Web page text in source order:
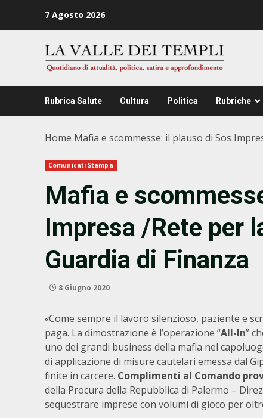
7 Agosto 2026
Rubrica Salute Cultura Politica Rubriche
Home Mafia e scommesse: il plauso di Sos
Comunicati Stampa
Mafia e
Impresa /Rete per
Guardia di Finanza
8 Giugno 2020
«Come sempre il lavoro silenzioso, paziente e
paga. La dimostrazione è l’operazione “All-In”
uno dei grandi business della mafia nel
di applicazione di misure cautelari emessa dal
finite in carcere. Complimenti al Comando
della Procura della Repubblica di Palermo –
sequestrare imprese con volumi di gioco per